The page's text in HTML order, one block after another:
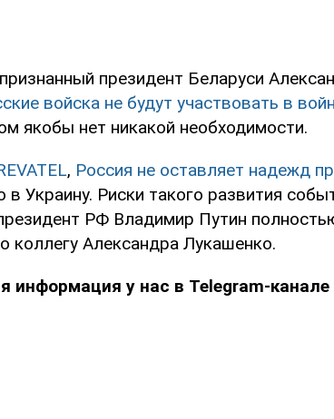
президент Беларуси
войска не будут участвовать в
якобы нет никакой необходимости.
, Россия не оставляет надежд
Украину. Риски такого развития
РФ Владимир Путин
коллегу Александра Лукашенко.
информация у нас в Telegram-канале